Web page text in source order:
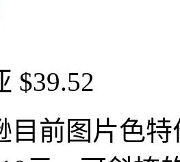
$39.52
目前图片色